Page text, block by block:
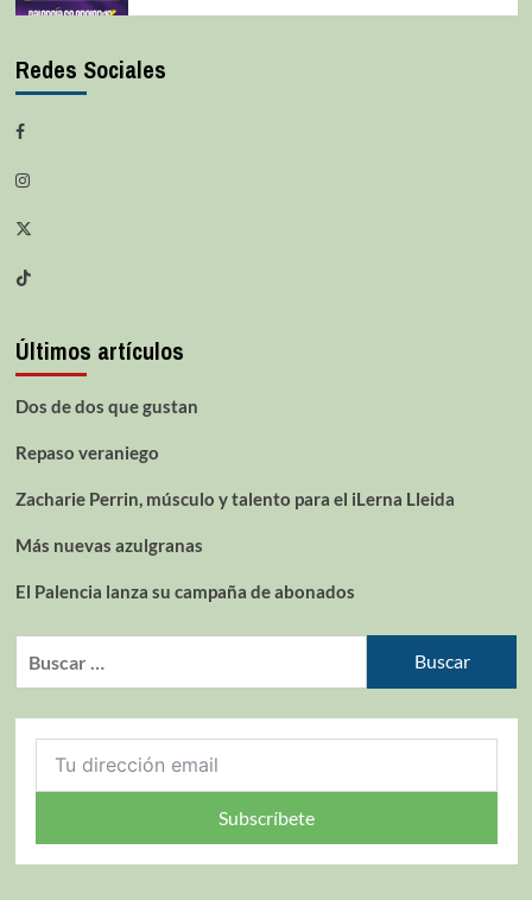
Redes Sociales
Últimos artículos
Dos de dos que gustan
Repaso veraniego
Zacharie Perrin, músculo y talento para el iLerna Lleida
Más nuevas azulgranas
El Palencia lanza su campaña de abonados
Subscríbete